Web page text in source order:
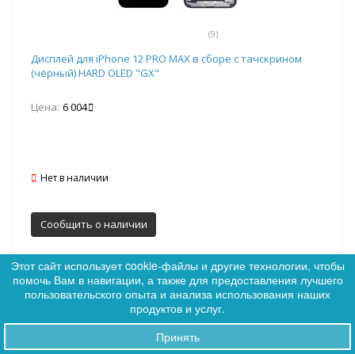
0
(9)
Дисплей для iPhone 12 PRO MAX в сборе с тачскрином
(чёрный) HARD OLED "GX"
Цена: 6 004
Нет в наличии
Сообщить о наличии
Артикул: 339181 + Подарок
Этот сайт использует cookie-файлы и другие технологии, чтобы
помочь Вам в навигации, а также для предоставления лучшего
пользовательского опыта и анализа использования наших
продуктов и услуг.
Принять